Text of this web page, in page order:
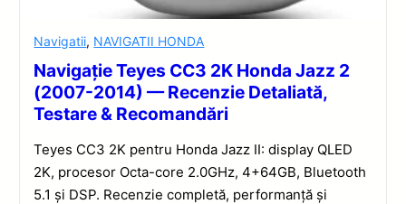
Navigatii, NAVIGATII HONDA
Navigație Teyes CC3 2K Honda Jazz 2
(2007-2014) — Recenzie Detaliată,
Testare & Recomandări
Teyes CC3 2K pentru Honda Jazz II: display QLED
2K, procesor Octa-core 2.0GHz, 4+64GB, Bluetooth
5.1 și DSP. Recenzie completă, performanță și